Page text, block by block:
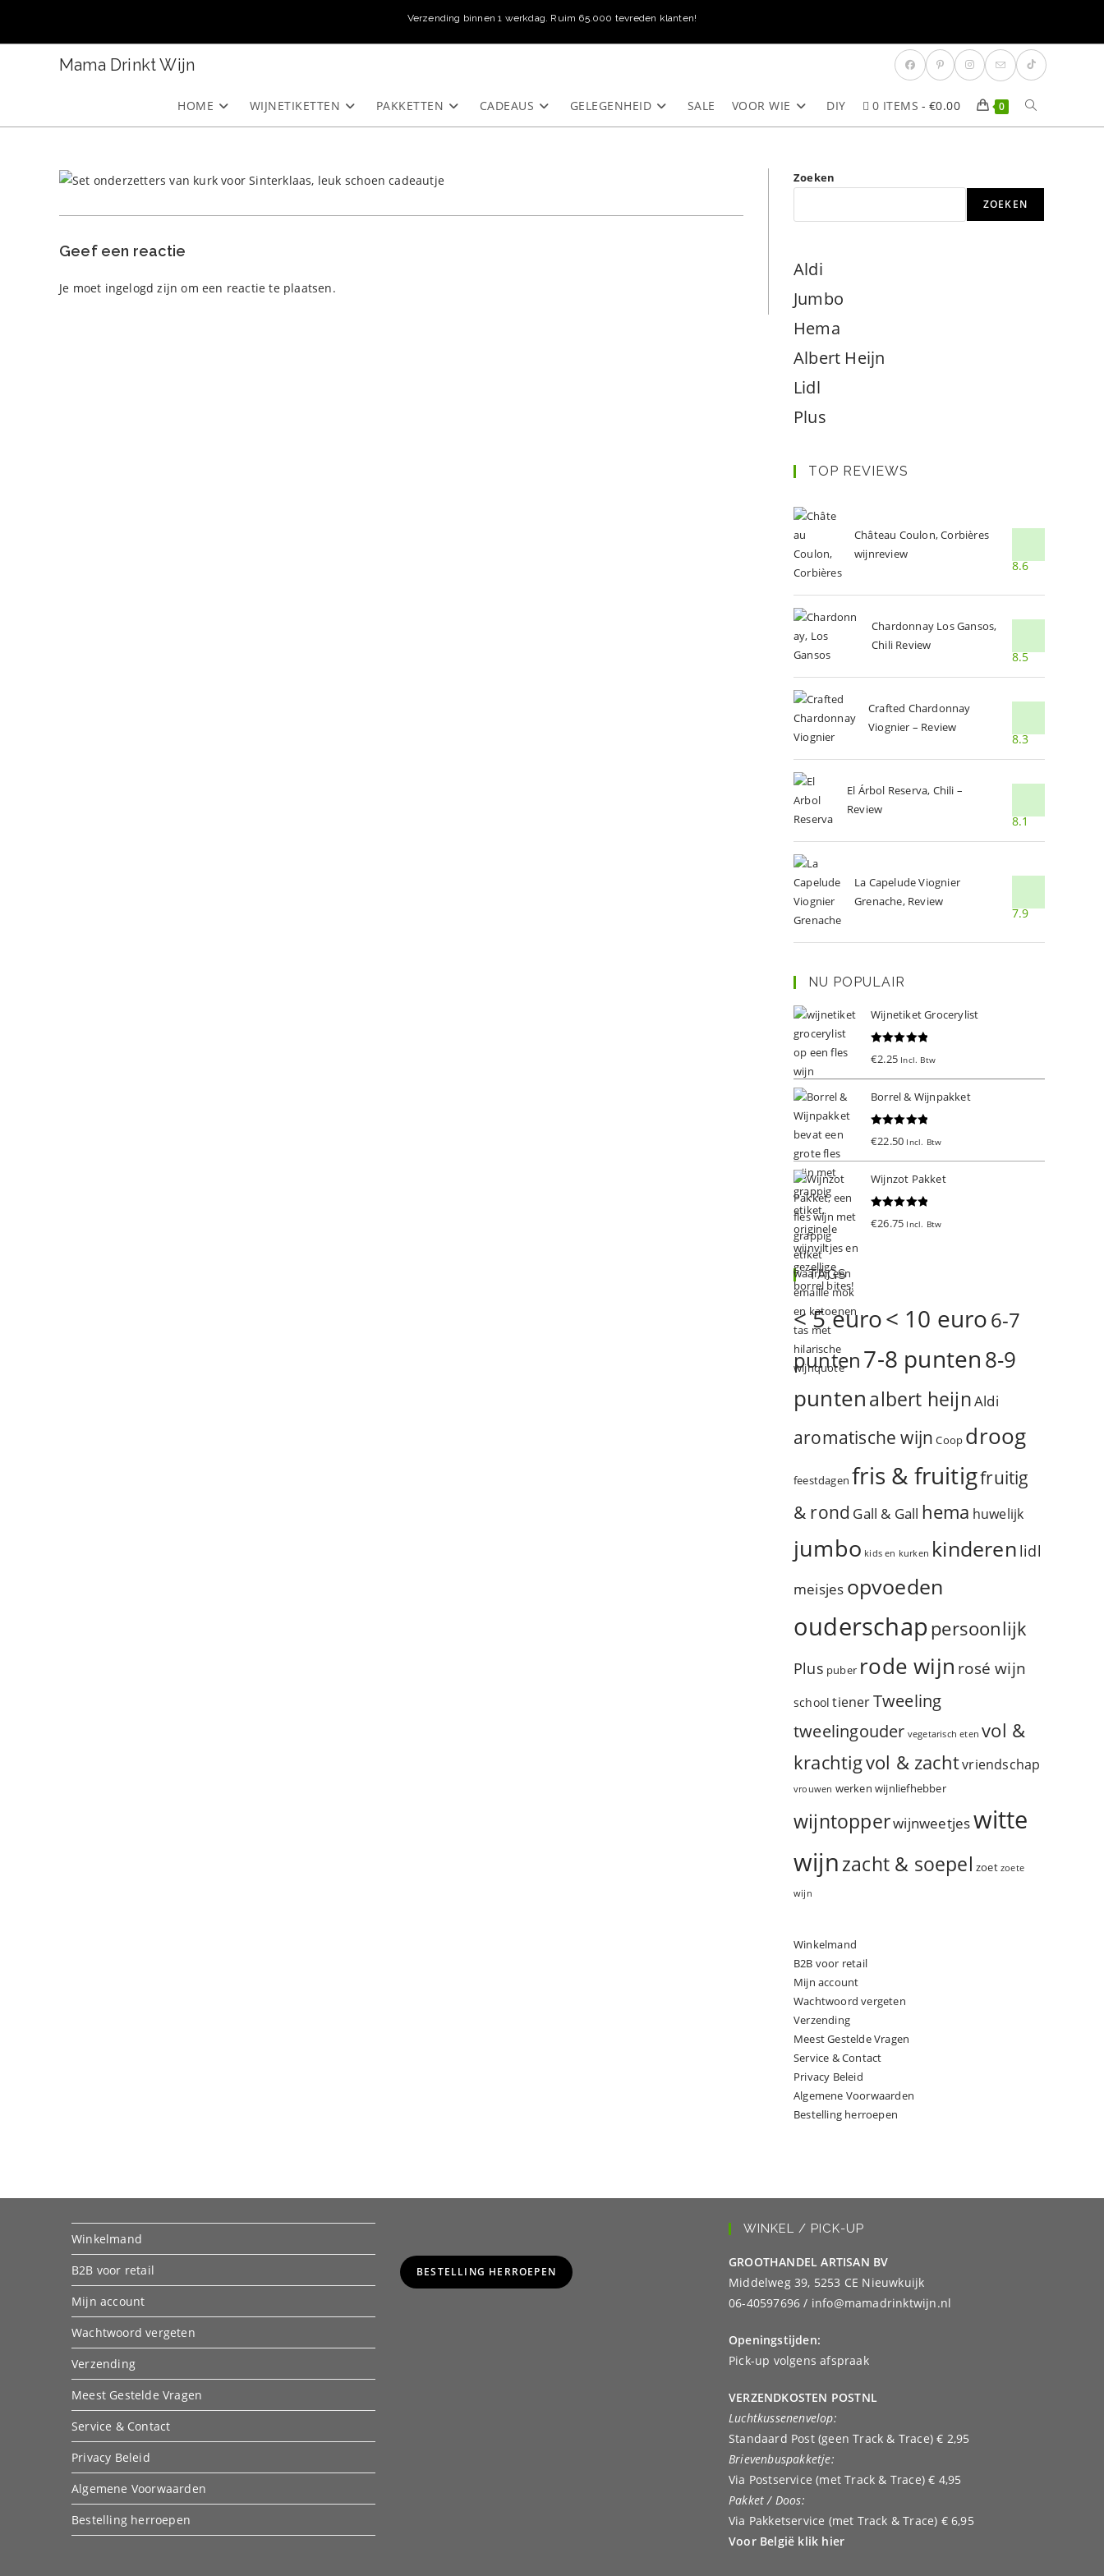
Verzending binnen 1 werkdag. Ruim 65.000 tevreden klanten!
Mama Drinkt Wijn
HOME WIJNETIKETTEN PAKKETTEN CADEAUS GELEGENHEID SALE VOOR WIE DIY 0 ITEMS €0.00 0 TOGGLE
ZOEKEN
Geef een reactie
Je moet ingelogd zijn om een reactie te plaatsen.
Zoeken
ZOEKEN
Aldi
Jumbo
Hema
Albert Heijn
Lidl
Plus
TOP REVIEWS
Château Coulon, Corbières
wijnreview
8.6
Chardonnay Los Gansos,
Chili Review
8.5
Crafted Chardonnay
Viognier – Review
8.3
El Árbol Reserva, Chili –
Review
8.1
La Capelude Viognier
Grenache, Review
7.9
NU POPULAIR
Wijnetiket Grocerylist
€2.25 Incl. Btw
Borrel & Wijnpakket
€22.50 Incl. Btw
Wijnzot Pakket
€26.75 Incl. Btw
TAGS
< 5 euro< 10 euro6-7
punten7-8 punten8-9
puntenalbert heijnAldi
aromatische wijn Coop droog
feestdagen fris & fruitigfruitig
& rond Gall & Gall hema huwelijk
jumbo kids en kurken kinderen lidl
meisjes opvoeden
ouderschappersoonlijk
Plus puber rode wijn rosé wijn
school tienerTweeling
tweelingouder vegetarisch eten vol &
krachtigvol & zachtvriendschap
vrouwen werken wijnliefhebber
wijntopperwijnweetjeswitte
wijnzacht & soepel zoet zoete
wijn
Winkelmand
B2B voor retail
Mijn account
Wachtwoord vergeten
Verzending
Meest Gestelde Vragen
Service & Contact
Privacy Beleid
Algemene Voorwaarden
Bestelling herroepen
Winkelmand
B2B voor retail
Mijn account
Wachtwoord vergeten
Verzending
Meest Gestelde Vragen
Service & Contact
Privacy Beleid
Algemene Voorwaarden
Bestelling herroepen
BESTELLING HERROEPEN
WINKEL / PICK-UP
GROOTHANDEL ARTISAN BV
Middelweg 39, 5253 CE Nieuwkuijk
06-40597696 / info@mamadrinktwijn.nl
Openingstijden:
Pick-up volgens afspraak
VERZENDKOSTEN POSTNL
Luchtkussenenvelop:
Standaard Post (geen Track & Trace) € 2,95
Brievenbuspakketje:
Via Postservice (met Track & Trace) € 4,95
Pakket / Doos:
Via Pakketservice (met Track & Trace) € 6,95
Voor België klik hier